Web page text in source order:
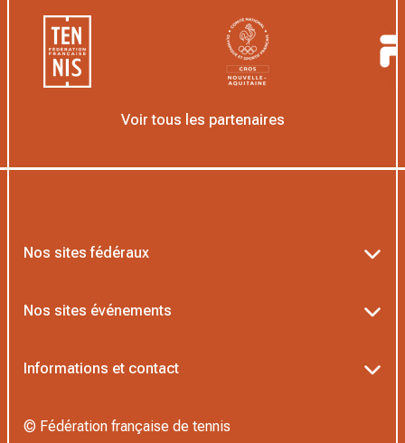
Voir tous les partenaires
Nos sites fédéraux
Proshop FFT
Nos sites événements
Informations et contact
© Fédération française de tennis